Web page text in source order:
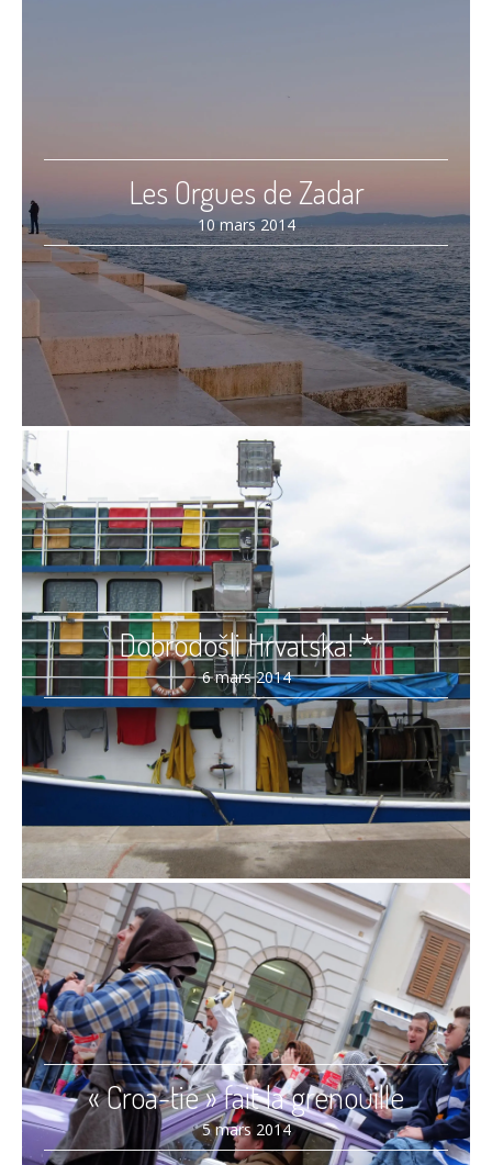
Les Orgues de Zadar
10 mars 2014
Dobrodošli Hrvatska! *
6 mars 2014
« Croa-tie » fait la grenouille
5 mars 2014